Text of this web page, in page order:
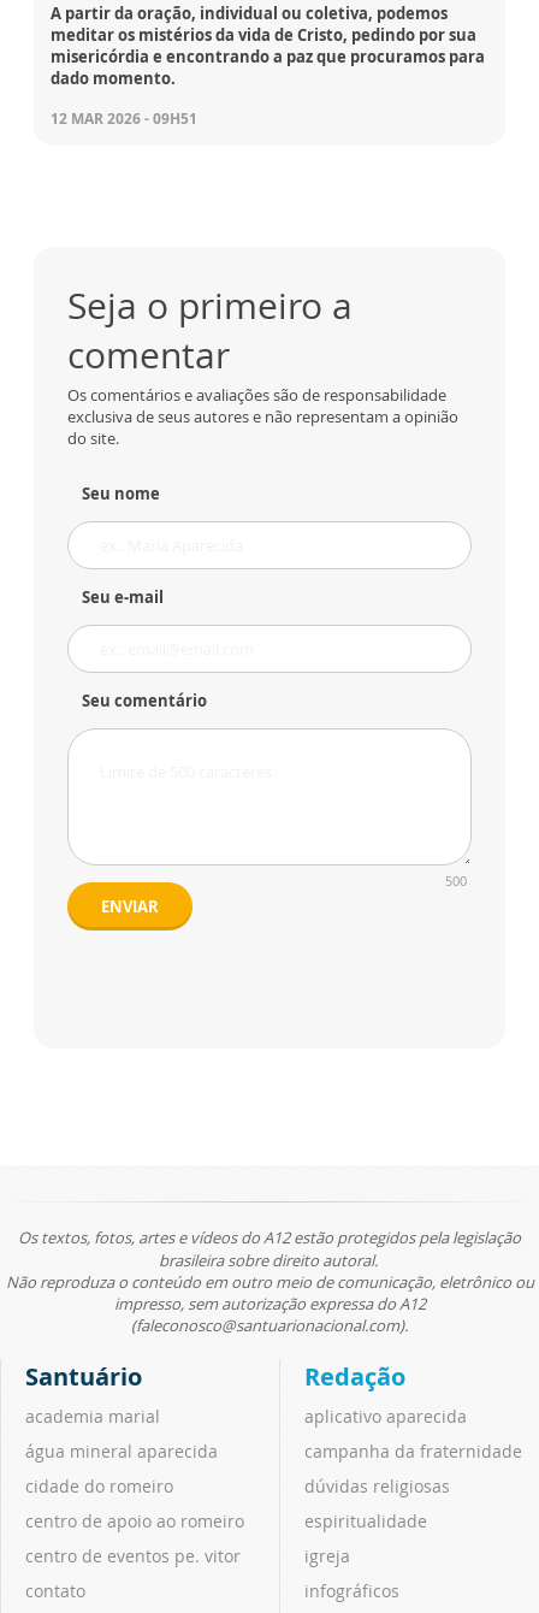
A partir da oração, individual ou coletiva, podemos
meditar os mistérios da vida de Cristo, pedindo por sua
misericórdia e encontrando a paz que procuramos para
dado momento.
12 MAR 2026 - 09H51
Seja o primeiro a
comentar
Os comentários e avaliações são de responsabilidade
exclusiva de seus autores e não representam a opinião
do site.
Seu nome
Seu e-mail
Seu comentário
500
ENVIAR
Os textos, fotos, artes e vídeos do A12 estão protegidos pela legislação
brasileira sobre direito autoral.
Não reproduza o conteúdo em outro meio de comunicação, eletrônico ou
impresso, sem autorização expressa do A12
(faleconosco@santuarionacional.com).
Santuário
academia marial
água mineral aparecida
cidade do romeiro
centro de apoio ao romeiro
centro de eventos pe. vitor
contato
Redação
aplicativo aparecida
campanha da fraternidade
dúvidas religiosas
espiritualidade
igreja
infográficos